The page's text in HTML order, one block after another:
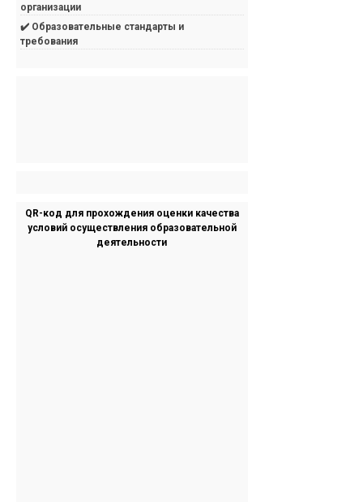
организации
✔️ Образовательные стандарты и
требования
QR-код для прохождения оценки качества
условий осуществления образовательной
деятельности